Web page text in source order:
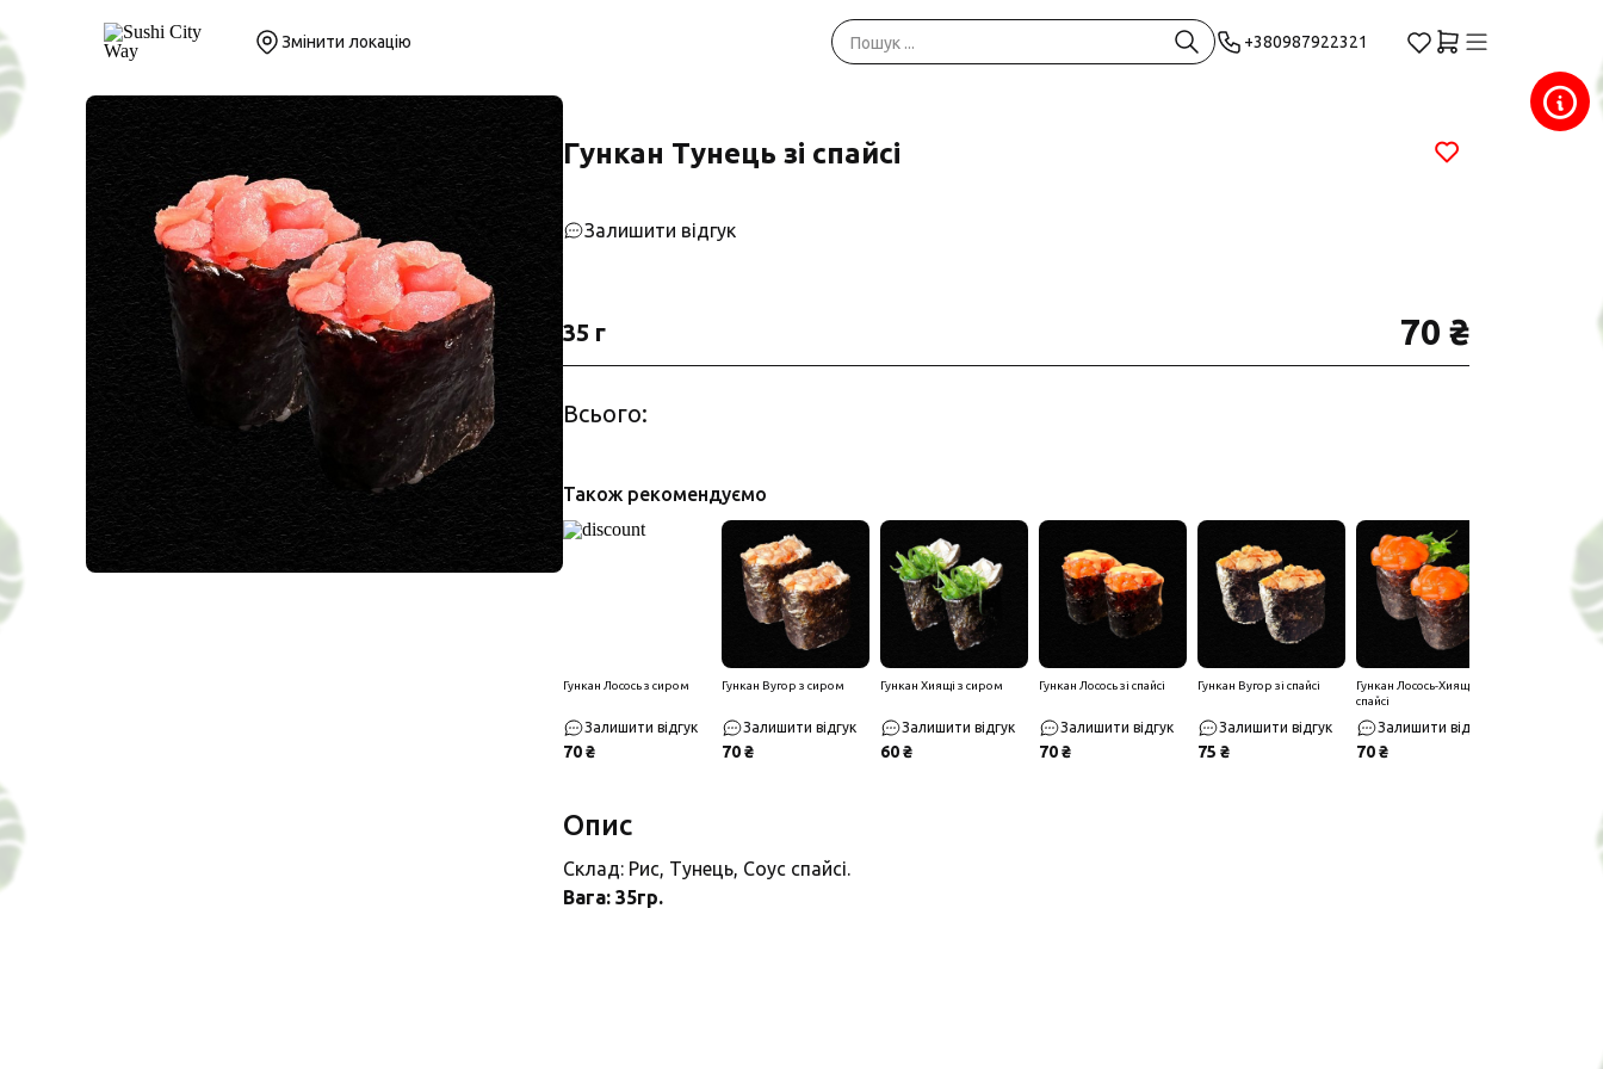
Змінити локацію +380987922321
Гункан Тунець зі спайсі
Залишити відгук
35 г 70 ₴
Всього:
Також рекомендуємо
Гункан Лосось з сиром
Залишити відгук
70 ₴
Гункан Вугор з сиром
Залишити відгук
70 ₴
Гункан Хиящі з сиром
Залишити відгук
60 ₴
Гункан Лосось зі спайсі
Залишити відгук
70 ₴
Гункан Вугор зі спайсі
Залишити відгук
75 ₴
Гункан Лосось-Хиящі зі
спайсі
Залишити відгук
70 ₴
Опис
Склад: Рис, Тунець, Соус спайсі.
Вага: 35гр.